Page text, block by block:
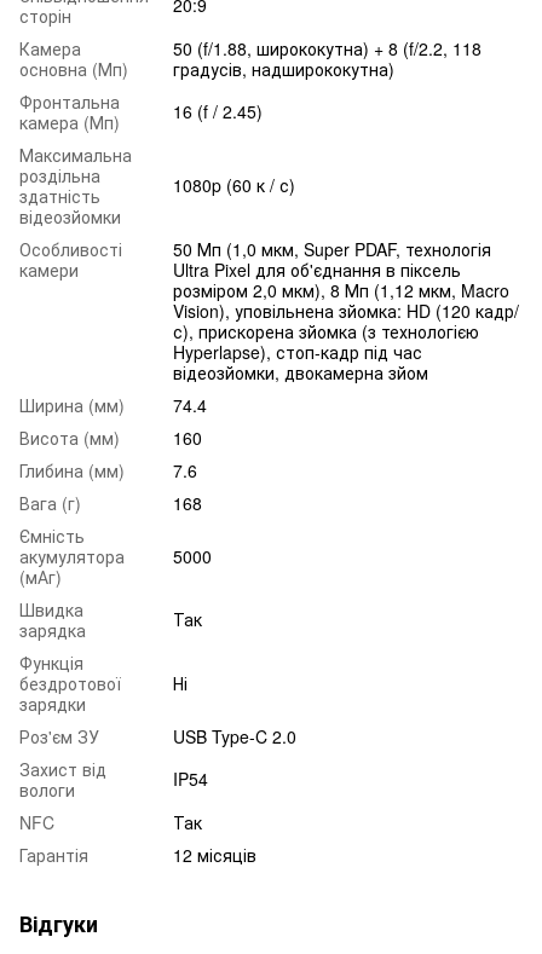
сторін
Камера
основна (Мп)
50 (f/1.88, ширококутна) + 8 (f/2.2, 118
градусів, надширококутна)
Фронтальна
камера (Мп)
16 (f / 2.45)
Максимальна
роздільна
здатність
відеозйомки
1080p (60 к / с)
Особливості
камери
50 Мп (1,0 мкм, Super PDAF, технологія
Ultra Pixel для об'єднання в піксель
розміром 2,0 мкм), 8 Мп (1,12 мкм, Macro
Vision), уповільнена зйомка: HD (120 кадр/
с), прискорена зйомка (з технологією
Hyperlapse), стоп-кадр під час
відеозйомки, двокамерна зйом
Ширина (мм)
74.4
Висота (мм)
160
Глибина (мм)
7.6
Вага (г)
168
Ємність
акумулятора
(мАг)
5000
Швидка
зарядка
Так
Функція
бездротової
зарядки
Ні
Роз'єм ЗУ
USB Type-C 2.0
Захист від
вологи
IP54
NFC
Так
Гарантія
12 місяців
Відгуки